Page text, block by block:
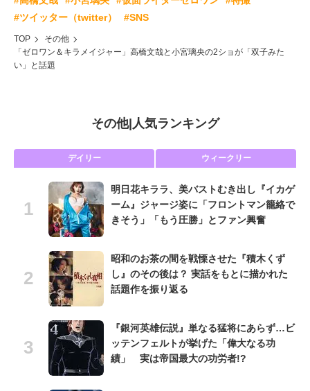
#ツイッター（twitter）
#SNS
TOP
その他
「ゼロワン＆キラメイジャー」高橋文哉と小宮璃央の2ショが「双子みた
い」と話題
その他| 人気ランキング
デイリー ウィークリー
明日花キララ、美バストむき出し『イカゲ
ーム』ジャージ姿に「フロントマン籠絡で
きそう」「もう圧勝」とファン興奮
昭和のお茶の間を戦慄させた『積木くず
し』のその後は？ 実話をもとに描かれた
話題作を振り返る
『銀河英雄伝説』単なる猛将にあらず…ビ
ッテンフェルトが挙げた「偉大なる功
績」 実は帝国最大の功労者!?